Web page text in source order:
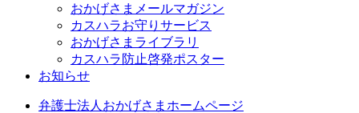
おかげさまメールマガジン
カスハラお守りサービス
おかげさまライブラリ
カスハラ防止啓発ポスター
お知らせ
弁護士法人おかげさまホームページ